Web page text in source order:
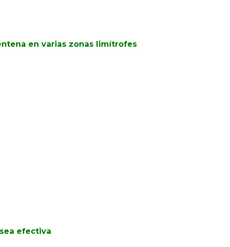
en varias zonas limítrofes
efectiva